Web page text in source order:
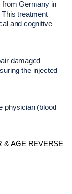
from Germany in
treatment
and cognitive
damaged
the injected
physician (blood
& AGE REVERSE